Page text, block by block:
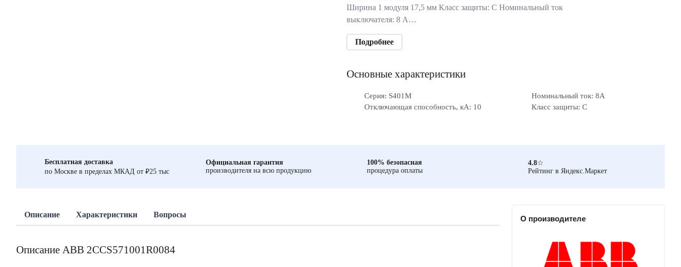
Ширина 1 модуля 17,5 мм Класс защиты: С Номинальный ток
выключателя: 8 А…
Подробнее
Основные характеристики
Серия: S401M
Номинальный ток: 8А
Отключающая способность, кА: 10
Класс защиты: C
Бесплатная доставка
по Москве в пределах МКАД от ₽25 тыс
Официальная гарантия
производителя на всю продукцию
100% безопасная
процедура оплаты
4.8☆
Рейтинг в Яндекс.Маркет
Описание Характеристики Вопросы
Описание ABB 2CCS571001R0084
О производителе